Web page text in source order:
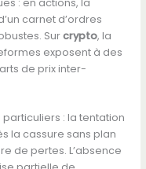
: en actions, la
carnet d’ordres
Surcrypto, la
exposent à des
de prix inter-
: la tentation
la cassure sans plan
de pertes. L’absence